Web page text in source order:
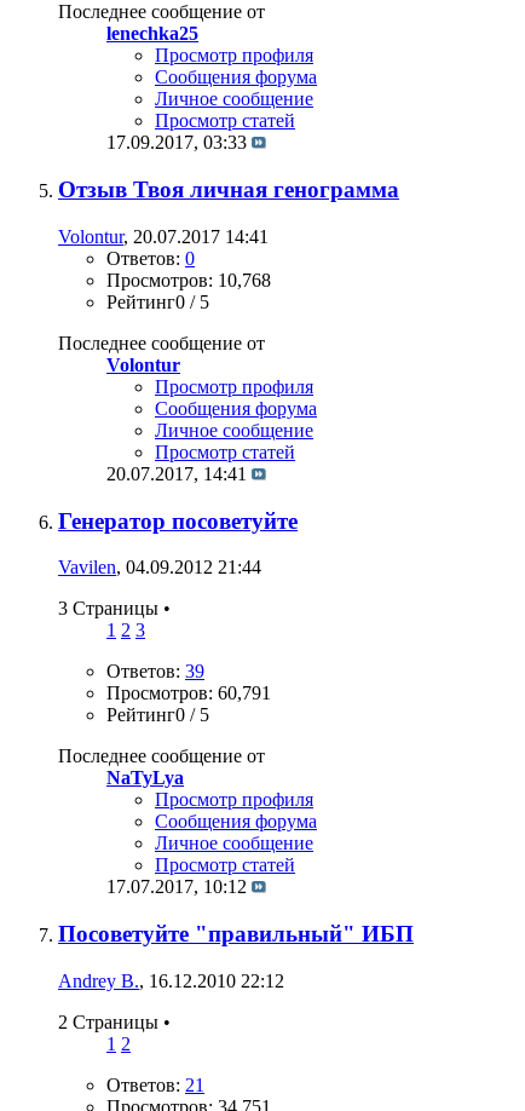
Последнее сообщение от
lenechka25
Просмотр профиля
Сообщения форума
Личное сообщение
Просмотр статей
17.09.2017, 03:33
Отзыв Твоя личная генограмма
Volontur, 20.07.2017 14:41
Ответов: 0
Просмотров: 10,768
Рейтинг0 / 5
Последнее сообщение от
Volontur
Просмотр профиля
Сообщения форума
Личное сообщение
Просмотр статей
20.07.2017, 14:41
Генератор посоветуйте
Vavilen, 04.09.2012 21:44
3 Страницы •
1 2 3
Ответов: 39
Просмотров: 60,791
Рейтинг0 / 5
Последнее сообщение от
NaTyLya
Просмотр профиля
Сообщения форума
Личное сообщение
Просмотр статей
17.07.2017, 10:12
Посоветуйте "правильный" ИБП
Andrey B., 16.12.2010 22:12
2 Страницы •
1 2
Ответов: 21
Просмотров: 34,751